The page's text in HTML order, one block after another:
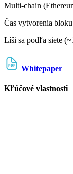
Multi-chain
Čas vytvorenia bloku
Líši sa podľa siete
Whitepaper
Kľúčové vlastnosti